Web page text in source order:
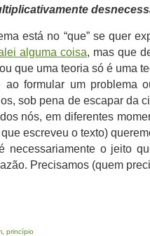
está no “que” se quer
alguma coisa, mas que
que uma teoria só é uma
ao formular um problema
sob pena de escapar da
nós, em diferentes
escreveu o texto)
necessariamente o jeito
Precisamos (quem
princípio